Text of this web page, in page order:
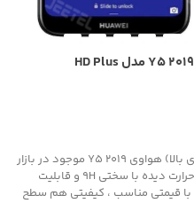
اقتصادی ترین گلس گوشی (با ضربه گیری بالا) هواوی Y5 2019 موجود در بازار
مدل HD Plus میباشد که از جنس شیشه حرارت دیده با سختی 9H و قابلیت
گلس با قیمتی مناسب ، کیفیتی هم سطح